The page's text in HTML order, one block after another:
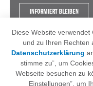
INFORMIERT BLEIBEN
Diese Website
und zu Ihren Rechten
Datenschutzerklärung
stimme zu”, um
Webseite besuchen zu
Einstellungen”, um